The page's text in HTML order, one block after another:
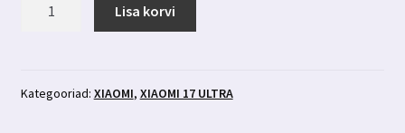
kaitsed
Lisa korvi
Kategooriad: XIAOMI, XIAOMI 17 ULTRA